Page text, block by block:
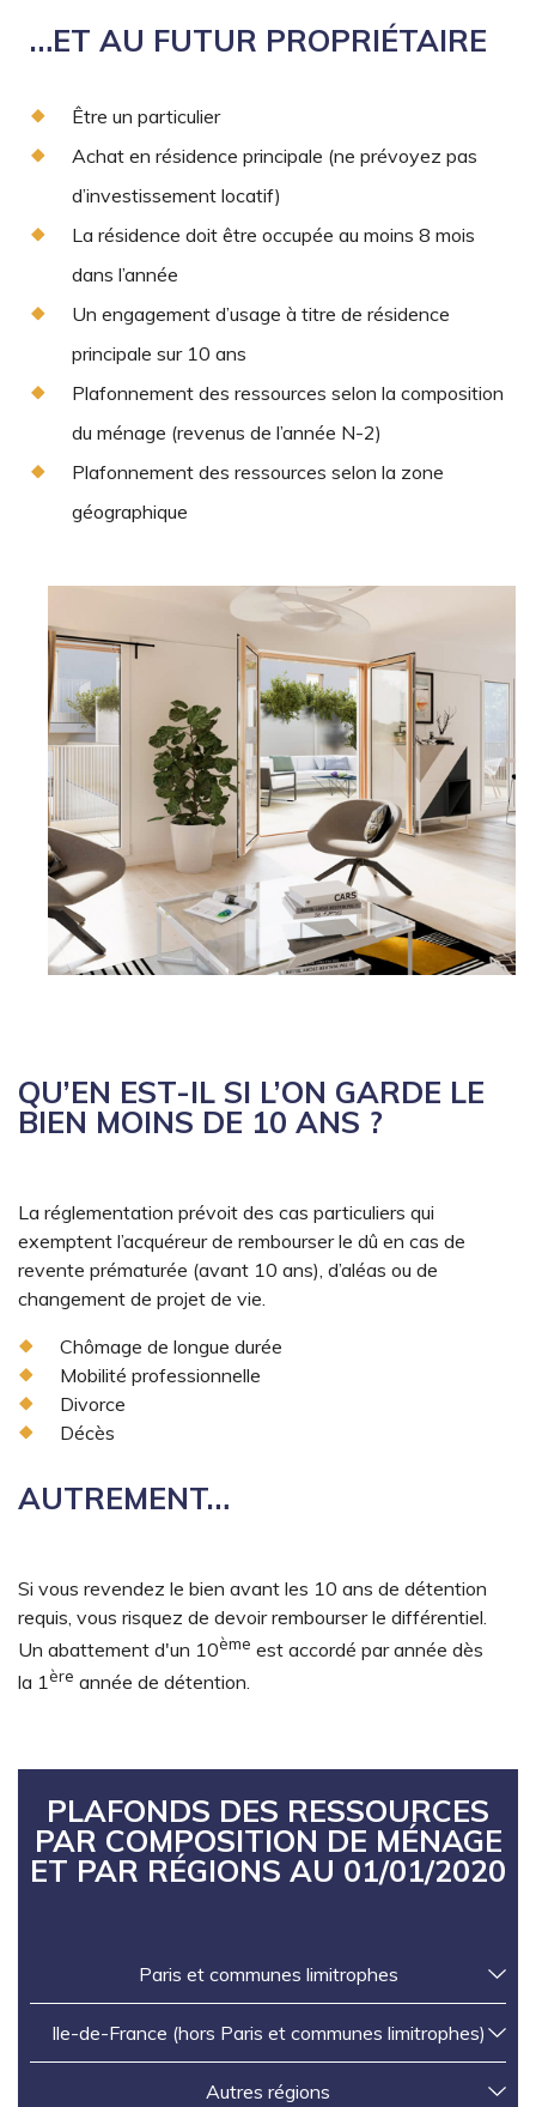
…ET AU FUTUR PROPRIÉTAIRE
Être un particulier
Achat en résidence principale (ne prévoyez pas
d’investissement locatif)
La résidence doit être occupée au moins 8 mois
dans l’année
Un engagement d’usage à titre de résidence
principale sur 10 ans
Plafonnement des ressources selon la composition
du ménage (revenus de l’année N-2)
Plafonnement des ressources selon la zone
géographique
QU’EN EST-IL SI L’ON GARDE LE
BIEN MOINS DE 10 ANS ?
La réglementation prévoit des cas particuliers qui
exemptent l’acquéreur de rembourser le dû en cas de
revente prématurée (avant 10 ans), d’aléas ou de
changement de projet de vie.
Chômage de longue durée
Mobilité professionnelle
Divorce
Décès
AUTREMENT…
Si vous revendez le bien avant les 10 ans de détention
requis, vous risquez de devoir rembourser le différentiel.
Un abattement d'un 10ème est accordé par année dès
la 1ère année de détention.
PLAFONDS DES RESSOURCES
PAR COMPOSITION DE MÉNAGE
ET PAR RÉGIONS AU 01/01/2020
Paris et communes limitrophes
Ile-de-France (hors Paris et communes limitrophes)
Autres régions